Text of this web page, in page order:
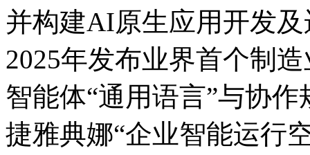
并构建AI原生应用开发
2025年发布业界首个制
智能体“通用语言”与协
捷雅典娜“企业智能运行